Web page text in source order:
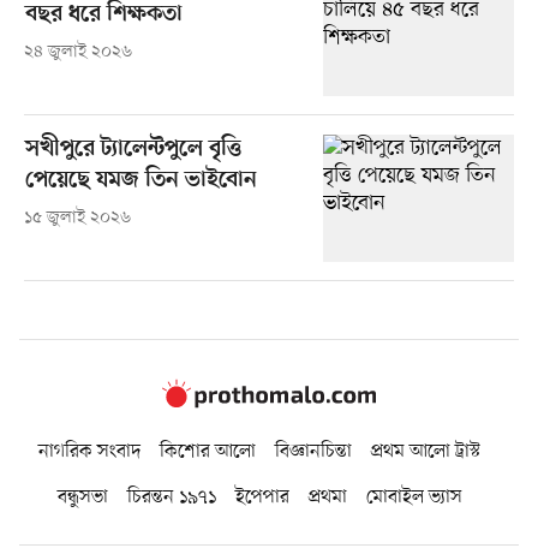
বছর ধরে শিক্ষকতা
২৪ জুলাই ২০২৬
সখীপুরে ট্যালেন্টপুলে বৃত্তি
পেয়েছে যমজ তিন ভাইবোন
১৫ জুলাই ২০২৬
নাগরিক সংবাদ কিশোর আলো বিজ্ঞানচিন্তা
প্রথম আলো ট্রাস্ট
বন্ধুসভা
চিরন্তন ১৯৭১ ইপেপার প্রথমা মোবাইল ভ্যাস